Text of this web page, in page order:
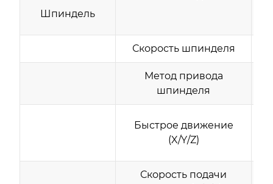
Шпиндель
Скорость шпинделя
Метод привода
шпинделя
Быстрое движение
(X/Y/Z)
Скорость подачи